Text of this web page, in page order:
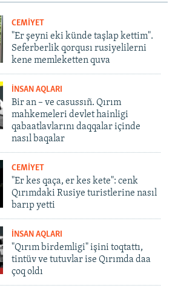
CEMİYET
"Er şeyni eki künde taşlap kettim".
Seferberlik qorqusı rusiyelilerni
kene memleketten quva
İNSAN AQLARI
Bir an – ve casussıñ. Qırım
mahkemeleri devlet hainligi
qabaatlavlarını daqqalar içinde
nasıl baqalar
CEMİYET
"Er kes qaça, er kes kete": cenk
Qırımdaki Rusiye turistlerine nasıl
barıp yetti
İNSAN AQLARI
"Qırım birdemligi" işini toqtattı,
tintüv ve tutuvlar ise Qırımda daa
çoq oldı